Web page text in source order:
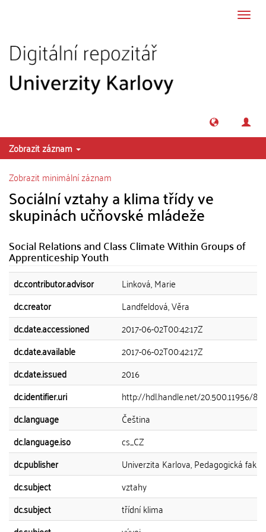
Zobrazit záznam
Zobrazit minimální záznam
Sociální vztahy a klima třídy ve
skupinách učňovské mládeže
Social Relations and Class Climate Within Groups of
Apprenticeship Youth
dc.contributor.advisor
Linková, Marie
dc.creator
Landfeldová, Věra
dc.date.accessioned
2017-06-02T00:42:17Z
dc.date.available
2017-06-02T00:42:17Z
dc.date.issued
2016
dc.identifier.uri
http://hdl.handle.net/20.500.11956/
dc.language
Čeština
dc.language.iso
cs_CZ
dc.publisher
Univerzita Karlova, Pedagogická
dc.subject
vztahy
dc.subject
třídní klima